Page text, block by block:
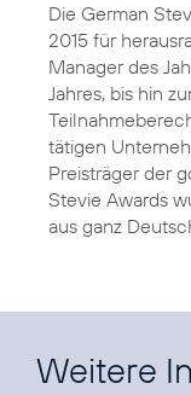
Die German
2015 für
Manager des
Jahres, bis hin
tätigen
Preisträger der
Stevie Awards
aus ganz
Weitere